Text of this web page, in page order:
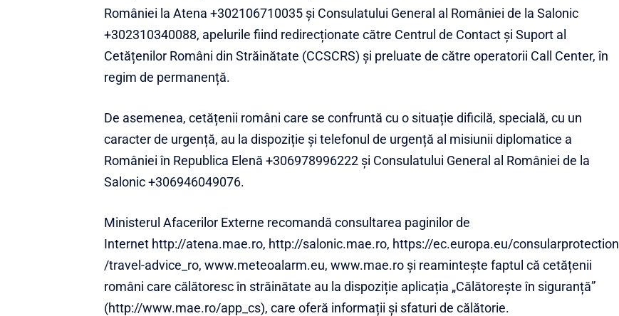
României la Atena +302106710035 și Consulatului General al României de la Salonic
+302310340088, apelurile fiind redirecționate către Centrul de Contact și Suport al
Cetățenilor Români din Străinătate (CCSCRS) şi preluate de către operatorii Call Center, în
regim de permanență.
De asemenea, cetățenii români care se confruntă cu o situație dificilă, specială, cu un
caracter de urgență, au la dispoziție şi telefonul de urgență al misiunii diplomatice a
României în Republica Elenă +306978996222 și Consulatului General al României de la
Salonic +306946049076.
Ministerul Afacerilor Externe recomandă consultarea paginilor de
Internet http://atena.mae.ro, http://salonic.mae.ro, https://ec.europa.eu/consularprotection
/travel-advice_ro, www.meteoalarm.eu, www.mae.ro şi reamintește faptul că cetățenii
români care călătoresc în străinătate au la dispoziție aplicația „Călătorește în siguranță”
(http://www.mae.ro/app_cs), care oferă informații şi sfaturi de călătorie.